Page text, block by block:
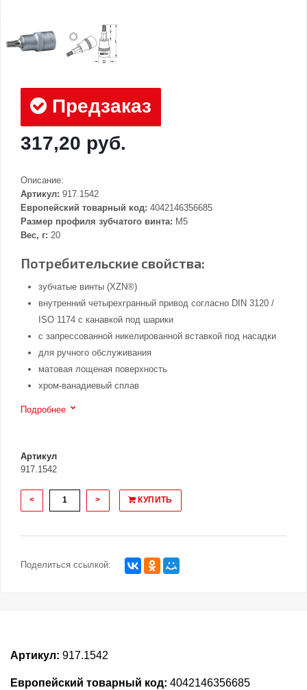
Предзаказ
317,20 руб.
Описание:
Артикул: 917.1542
Европейский товарный код: 4042146356685
Размер профиля зубчатого винта: M5
Вес, г: 20
Потребительские свойства:
зубчатые винты (XZN®)
внутренний четырехгранный привод согласно DIN 3120 /
ISO 1174 с канавкой под шарики
с запрессованной никелированной вставкой под насадки
для ручного обслуживания
матовая лощеная поверхность
хром-ванадиевый сплав
Подробнее
Артикул
917.1542
< > КУПИТЬ
Поделиться ссылкой:
Артикул: 917.1542
Европейский товарный код: 4042146356685